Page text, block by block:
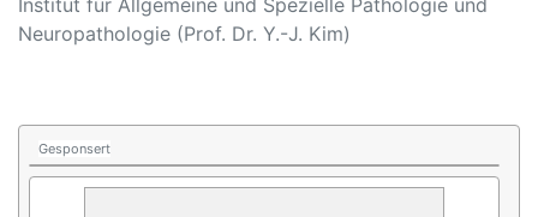
Institut für Allgemeine und Spezielle Pathologie und
Neuropathologie (Prof. Dr. Y.-J. Kim)
Gesponsert